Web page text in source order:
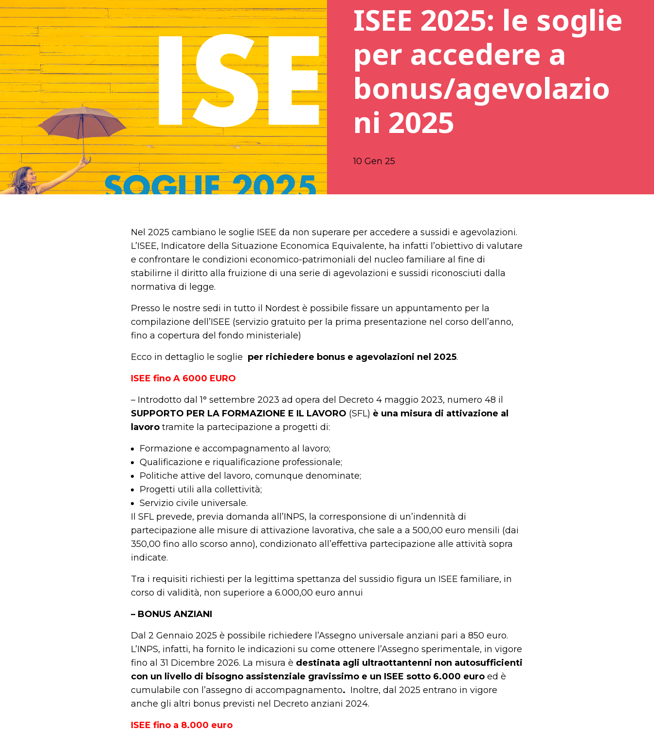
ISEE 2025: le soglie
per accedere a
bonus/agevolazio
ni 2025
10 Gen 25
Nel 2025 cambiano le soglie ISEE da non superare per accedere a sussidi e agevolazioni.
L’ISEE, Indicatore della Situazione Economica Equivalente, ha infatti l’obiettivo di valutare
e confrontare le condizioni economico-patrimoniali del nucleo familiare al fine di
stabilirne il diritto alla fruizione di una serie di agevolazioni e sussidi riconosciuti dalla
normativa di legge.
Presso le nostre sedi in tutto il Nordest è possibile fissare un appuntamento per la
compilazione dell’ISEE (servizio gratuito per la prima presentazione nel corso dell’anno,
fino a copertura del fondo ministeriale)
Ecco in dettaglio le soglie per richiedere bonus e agevolazioni nel 2025.
ISEE fino A 6000 EURO
– Introdotto dal 1° settembre 2023 ad opera del Decreto 4 maggio 2023, numero 48 il
SUPPORTO PER LA FORMAZIONE E IL LAVORO (SFL) è una misura di attivazione al
lavorotramite la partecipazione a progetti di:
Formazione e accompagnamento al lavoro;
Qualificazione e riqualificazione professionale;
Politiche attive del lavoro, comunque denominate;
Progetti utili alla collettività;
Servizio civile universale.
Il SFL prevede, previa domanda all’INPS, la corresponsione di un’indennità di
partecipazione alle misure di attivazione lavorativa, che sale a a 500,00 euro mensili (dai
350,00 fino allo scorso anno), condizionato all’effettiva partecipazione alle attività sopra
indicate.
Tra i requisiti richiesti per la legittima spettanza del sussidio figura un ISEE familiare, in
corso di validità, non superiore a 6.000,00 euro annui
– BONUS ANZIANI
Dal 2 Gennaio 2025 è possibile richiedere l’Assegno universale anziani pari a 850 euro.
L’INPS, infatti, ha fornito le indicazioni su come ottenere l’Assegno sperimentale, in vigore
fino al 31 Dicembre 2026. La misura è destinata agli ultraottantenni non autosufficienti
con un livello di bisogno assistenziale gravissimo e un ISEE sotto 6.000 euro ed è
cumulabile con l’assegno di accompagnamento. Inoltre, dal 2025 entrano in vigore
anche gli altri bonus previsti nel Decreto anziani 2024.
ISEE fino a 8.000 euro